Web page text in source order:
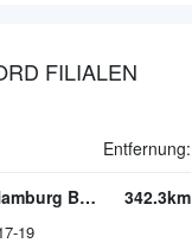
FILIALEN
Entfernung:
Markant Filiale Hamburg Barmbeker Straße
19
342.3km